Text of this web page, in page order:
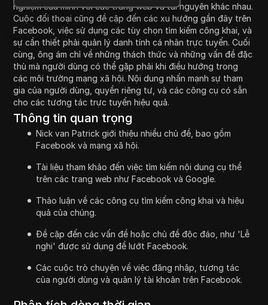
nghiệm của mình với các trang web và tài nguyên khác nhau.
Cuộc đối thoại cũng đề cập đến các xu hướng gần đây trên
Facebook, việc sử dụng các tùy chọn tìm kiếm công khai, và
sự cần thiết phải quản lý danh tính cá nhân trực tuyến. Cuối
cùng, ông ám chỉ về những thách thức và những vấn đề đặc
thù mà người dùng có thể gặp phải khi điều hướng trong
các môi trường mạng xã hội. Nội dung nhấn mạnh sự tham
gia của người dùng, quyền riêng tư, và các công cụ có sẵn
cho các tương tác trực tuyến hiệu quả.
Thông tin quan trọng
Nick van Patrick giới thiệu nhiều chủ đề, bao gồm
Facebook và mạng xã hội.
Tài liệu tham khảo đến việc tìm kiếm nội dung cụ thể
trên các trang web như Facebook và Google.
Thảo luận về các công cụ tìm kiếm công khai và hiệu
quả của chúng.
Đề cập đến các vấn đề hoặc chủ đề độc đáo, như 'Lễ
nghi' được sử dụng để lướt Facebook.
Các cuộc trò chuyện về việc đăng nhập, tương tác
của người dùng và quản lý tài khoản trên Facebook.